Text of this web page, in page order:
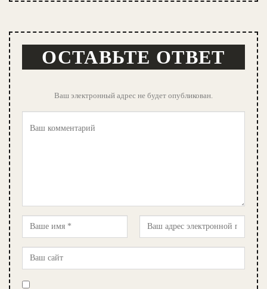
ОСТАВЬТЕ ОТВЕТ
Ваш электронный адрес не будет опубликован.